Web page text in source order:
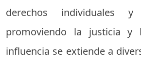
derechos individuales
promoviendo la justicia y
influencia se extiende a